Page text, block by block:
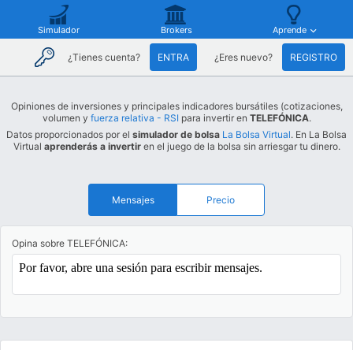
Simulador Brokers Aprende
¿Tienes cuenta? ENTRA ¿Eres nuevo? REGISTRO
Opiniones de inversiones y principales indicadores bursátiles (cotizaciones,
volumen y fuerza relativa - RSI para invertir en TELEFÓNICA.
Datos proporcionados por el simulador de bolsa La Bolsa Virtual. En La Bolsa
Virtual aprenderás a invertiren el juego de la bolsa sin arriesgar tu dinero.
Mensajes Precio
Opina sobre TELEFÓNICA: